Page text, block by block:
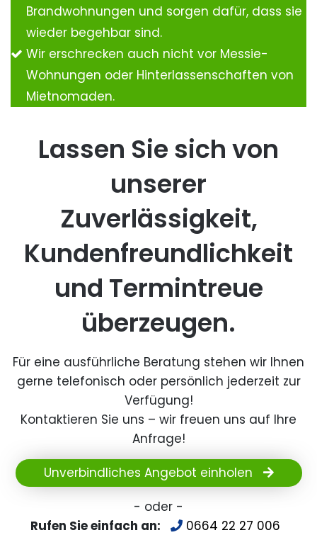
Brandwohnungen und sorgen dafür, dass sie
wieder begehbar sind.
Wir erschrecken auch nicht vor Messie-
Wohnungen oder Hinterlassenschaften von
Mietnomaden.
Lassen Sie sich von
unserer
Zuverlässigkeit,
Kundenfreundlichkeit
und Termintreue
überzeugen.
Für eine ausführliche Beratung stehen wir Ihnen
gerne telefonisch oder persönlich jederzeit zur
Verfügung!
Kontaktieren Sie uns – wir freuen uns auf Ihre
Anfrage!
Unverbindliches Angebot einholen
- oder -
Rufen Sie einfach an:
0664 22 27 006